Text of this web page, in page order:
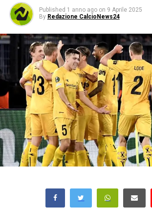
Published 1 anno ago on 9 Aprile 2025
By Redazione CalcioNews24